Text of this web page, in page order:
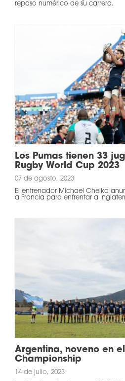
repaso numérico de su carrera.
Los Pumas tienen 33
Rugby World Cup 2023
07 de agosto, 2023
El entrenador Michael Cheika
a Francia para enfrentar a
Argentina, noveno en
Championship
14 de julio, 2023